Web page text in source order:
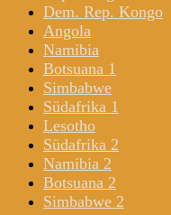
Dem. Rep. Kongo
Angola
Namibia
Botsuana 1
Simbabwe
Südafrika 1
Lesotho
Südafrika 2
Namibia 2
Botsuana 2
Simbabwe 2